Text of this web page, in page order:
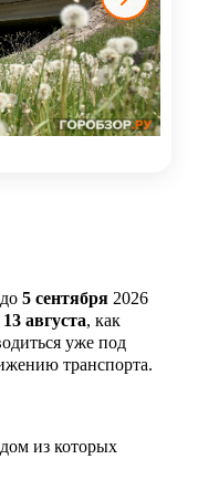
5 сентября 2026
13 августа, как
уже под
транспорта.
из которых